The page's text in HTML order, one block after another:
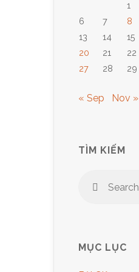
1
6
7 8
13
14 15
20
21 22
27
28 29
« Sep Nov »
TÌM KIẾM
Search
MỤC LỤC